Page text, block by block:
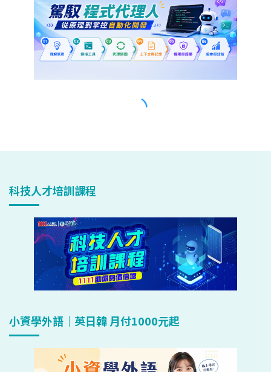
科技人才培訓課程
小資學外語｜英日韓 月付1000元起